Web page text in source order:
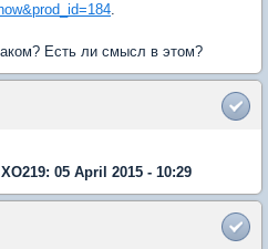
.
Есть ли смысл в этом?
05 April 2015 - 10:29